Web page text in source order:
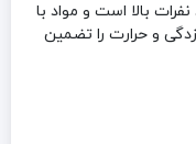
نفرات بالا است و مواد با
و حرارت را تضمین